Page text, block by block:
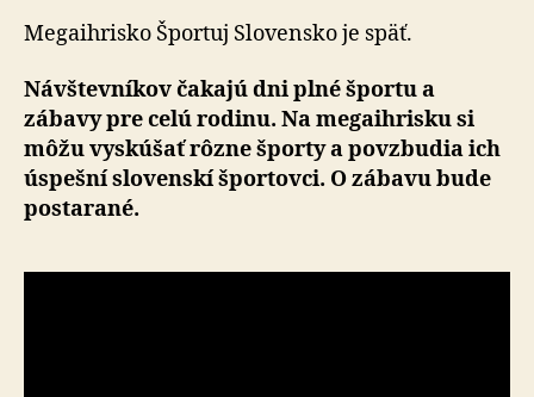
zábavu
celé
rodiny
Megaihrisko Športuj Slovensko je späť.
Návštevníkov čakajú dni plné športu a
zábavy pre celú rodinu. Na megaihrisku si
môžu vyskúšať rôzne športy a povzbudia ich
úspešní slovenskí športovci. O zábavu bude
postarané.